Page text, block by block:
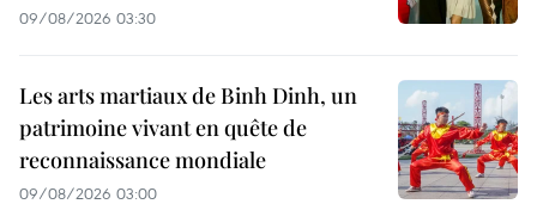
09/08/2026 03:30
Les arts martiaux de Binh Dinh, un
patrimoine vivant en quête de
reconnaissance mondiale
09/08/2026 03:00